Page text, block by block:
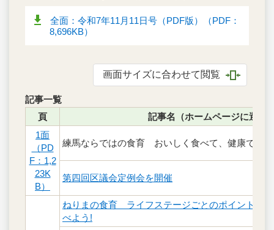
全面：令和7年11月11日号（PDF版）（PDF：
8,696KB）
画面サイズに合わせて閲覧
記事一覧
頁
記事名（ホームページに遷移
1面
（PD
F：1,2
23K
B）
練馬ならではの食育 おいしく食べて、健康でし
第四回区議会定例会を開催
ねりまの食育 ライフステージごとのポイント（
べよう!